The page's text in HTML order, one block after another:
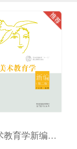
美术教育学新编（第二版）